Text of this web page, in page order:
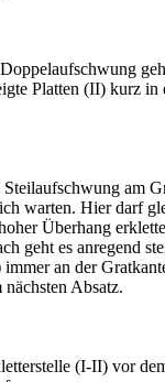
Platten (II) kurz in
am
warten. Hier darf
Überhang
geht es anregend
an der
Absatz.
(I-II) vor